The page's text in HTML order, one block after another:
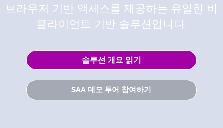
브라우저 기반 액세스를 제공하는 유일한 비
클라이언트 기반 솔루션입니다.
솔루션 개요 읽기
SAA 데모 투어 참여하기